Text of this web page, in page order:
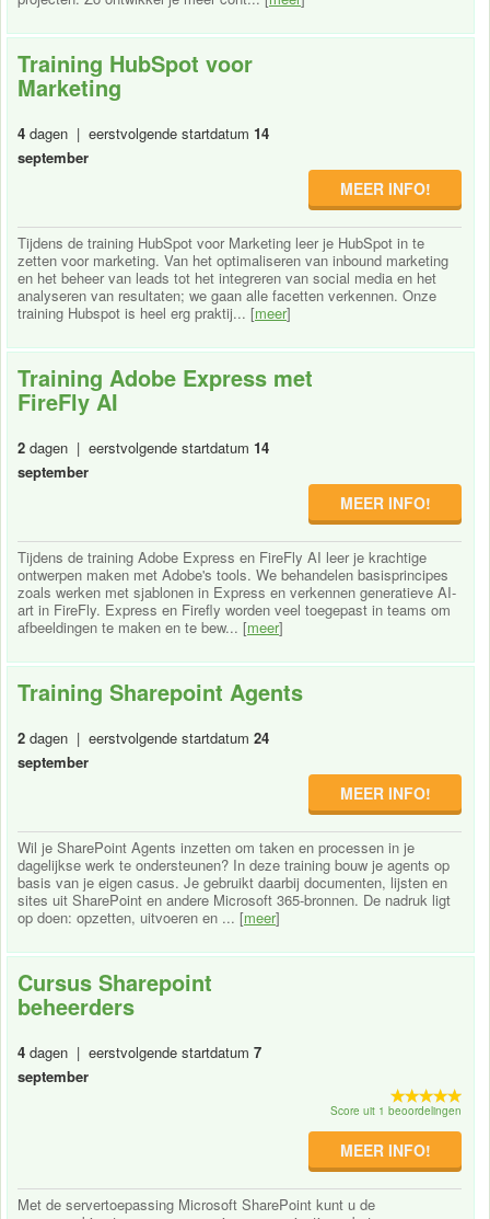
Training HubSpot voor
Marketing
4 dagen | eerstvolgende startdatum 14
september
MEER INFO!
Tijdens de training HubSpot voor Marketing leer je HubSpot in te
zetten voor marketing. Van het optimaliseren van inbound marketing
en het beheer van leads tot het integreren van social media en het
analyseren van resultaten; we gaan alle facetten verkennen. Onze
training Hubspot is heel erg praktij... [meer]
Training Adobe Express met
FireFly AI
2 dagen | eerstvolgende startdatum 14
september
MEER INFO!
Tijdens de training Adobe Express en FireFly AI leer je krachtige
ontwerpen maken met Adobe's tools. We behandelen basisprincipes
zoals werken met sjablonen in Express en verkennen generatieve AI-
art in FireFly. Express en Firefly worden veel toegepast in teams om
afbeeldingen te maken en te bew... [meer]
Training Sharepoint Agents
2 dagen | eerstvolgende startdatum 24
september
MEER INFO!
Wil je SharePoint Agents inzetten om taken en processen in je
dagelijkse werk te ondersteunen? In deze training bouw je agents op
basis van je eigen casus. Je gebruikt daarbij documenten, lijsten en
sites uit SharePoint en andere Microsoft 365-bronnen. De nadruk ligt
op doen: opzetten, uitvoeren en ... [meer]
Cursus Sharepoint
beheerders
4 dagen | eerstvolgende startdatum 7
september
Score uit 1 beoordelingen
MEER INFO!
Met de servertoepassing Microsoft SharePoint kunt u de